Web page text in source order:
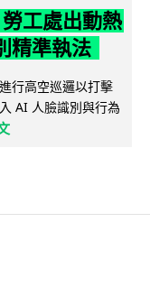
工處出動熱
精準執法
行高空巡邏以打擊
AI 人臉識別與行為